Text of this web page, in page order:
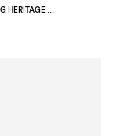
SHOPPING BAG HERITAGE 70 AVORIO/ROSSO.